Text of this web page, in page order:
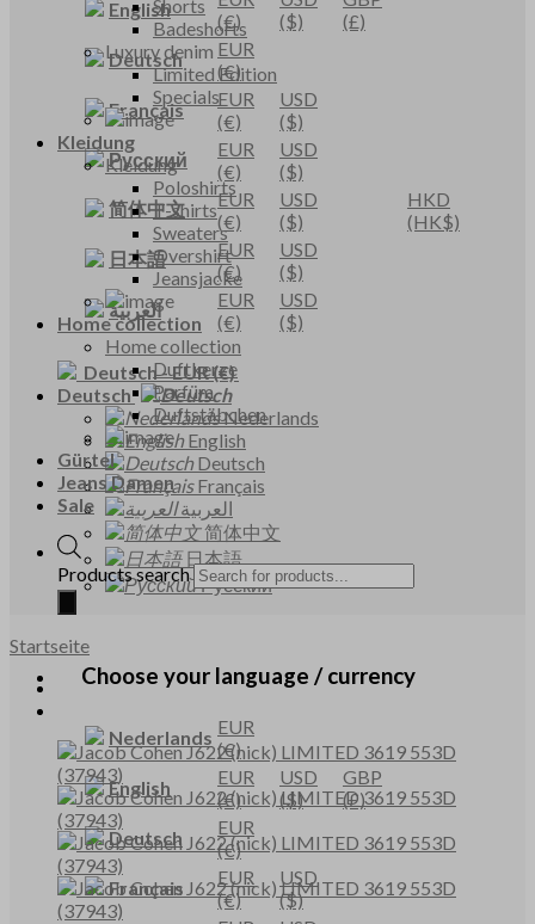
English
(€)
($)
(£)
Deutsch
EUR
(€)
Français
EUR
(€)
USD
($)
Русский
EUR
(€)
USD
($)
简体中文
EUR
(€)
USD
($)
HKD
(HK$)
日本語
EUR
(€)
USD
($)
العربية
EUR
(€)
USD
($)
Deutsch-EUR(€)
Deutsch
Nederlands
English
Deutsch
Français
العربية
简体中文
日本語
Русский
Choose your language / currency
Nederlands EUR
(€)
English
EUR
(€)
USD
($)
GBP
(£)
Deutsch
EUR
(€)
Français
EUR
(€)
USD
($)
Shorts
Badeshorts
Luxury denim
Limited Edition
Specials
Kleidung
Kleidung
Poloshirts
T-shirts
Sweaters
Overshirt
Jeansjacke
Home collection
Home collection
Duftkerze
Parfüm
Duftstäbchen
Gürtel
Jeans Damen
Sale
Products search
Startseite